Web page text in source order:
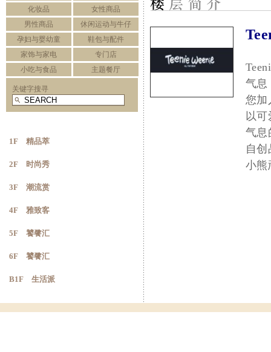
化妆品
女性商品
男性商品
休闲运动与牛仔
孕妇与婴幼童
鞋包与配件
家饰与家电
专门店
小吃与食品
主题餐厅
关键字搜寻
1F 精品萃
2F 时尚秀
3F 潮流赏
4F 雅致客
5F 饕餮汇
6F 饕餮汇
B1F 生活派
气息
您加
以
气息
自
小熊